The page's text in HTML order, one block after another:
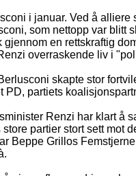
i januar. Ved å alliere
som nettopp var blitt
gjennom en rettskraftig
overraskende liv i
skapte stor
PD, partiets
Renzi har klart å
store partier stort sett mot
Beppe Grillos